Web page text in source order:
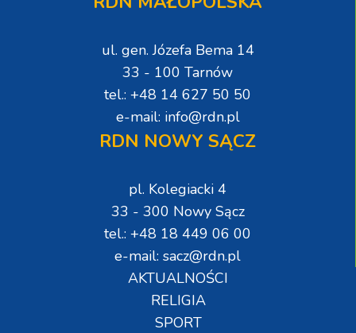
ul. gen. Józefa Bema 14
33 - 100 Tarnów
tel.: +48 14 627 50 50
e-mail: info@rdn.pl
RDN NOWY SĄCZ
pl. Kolegiacki 4
33 - 300 Nowy Sącz
tel.: +48 18 449 06 00
e-mail: sacz@rdn.pl
AKTUALNOŚCI
RELIGIA
SPORT